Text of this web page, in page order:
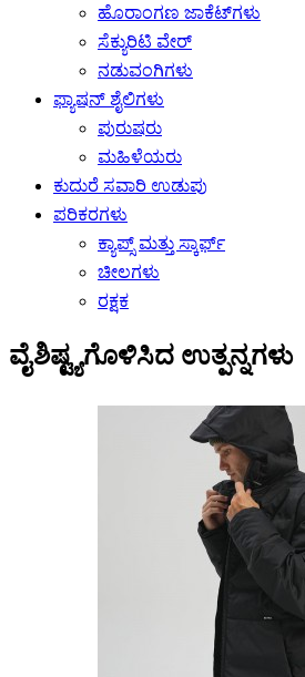
ಹೊರಾಂಗಣ ಜಾಕೆಟ್‌ಗಳು
ಸೆಕ್ಯುರಿಟಿ ವೇರ್
ನಡುವಂಗಿಗಳು
ಫ್ಯಾಷನ್ ಶೈಲಿಗಳು
ಪುರುಷರು
ಮಹಿಳೆಯರು
ಕುದುರೆ ಸವಾರಿ ಉಡುಪು
ಪರಿಕರಗಳು
ಕ್ಯಾಪ್ಸ್ ಮತ್ತು ಸ್ಕಾರ್ಫ್
ಚೀಲಗಳು
ರಕ್ಷಕ
ವೈಶಿಷ್ಟ್ಯಗೊಳಿಸಿದ ಉತ್ಪನ್ನಗಳು